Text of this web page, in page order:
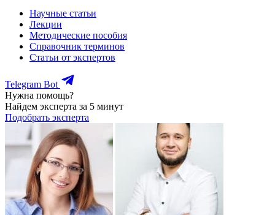
Научные статьи
Лекции
Методические пособия
Справочник терминов
Статьи от экспертов
Telegram Bot
Нужна помощь?
Найдем эксперта за 5 минут
Подобрать эксперта